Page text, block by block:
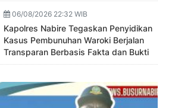
06/08/2026 22:32 WIB
Kapolres Nabire Tegaskan Penyidikan
Kasus Pembunuhan Waroki Berjalan
Transparan Berbasis Fakta dan Bukti